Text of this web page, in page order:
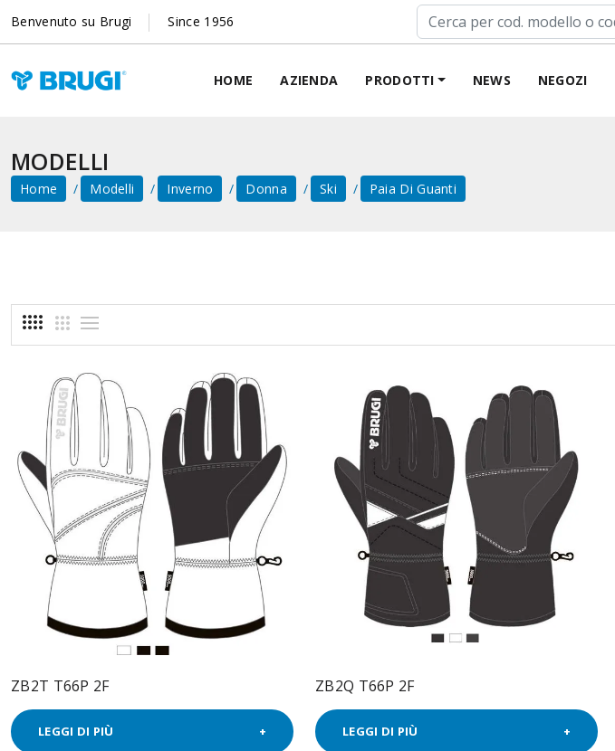
Benvenuto su Brugi Since 1956
HOME AZIENDA PRODOTTI NEWS NEGOZI
MODELLI
Home Modelli Inverno Donna Ski Paia Di Guanti
ZB2T T66P 2F
LEGGI DI PIÙ
ZB2Q T66P 2F
LEGGI DI PIÙ